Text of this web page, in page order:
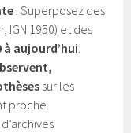
: Superposez des
IGN 1950) et des
à aujourd’hui.
sur les
proche.